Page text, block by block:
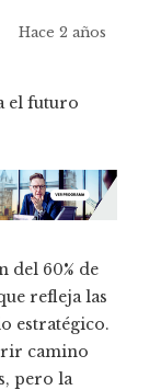
Hace 2 años
del 60% de
refleja las
estratégico.
camino
pero la